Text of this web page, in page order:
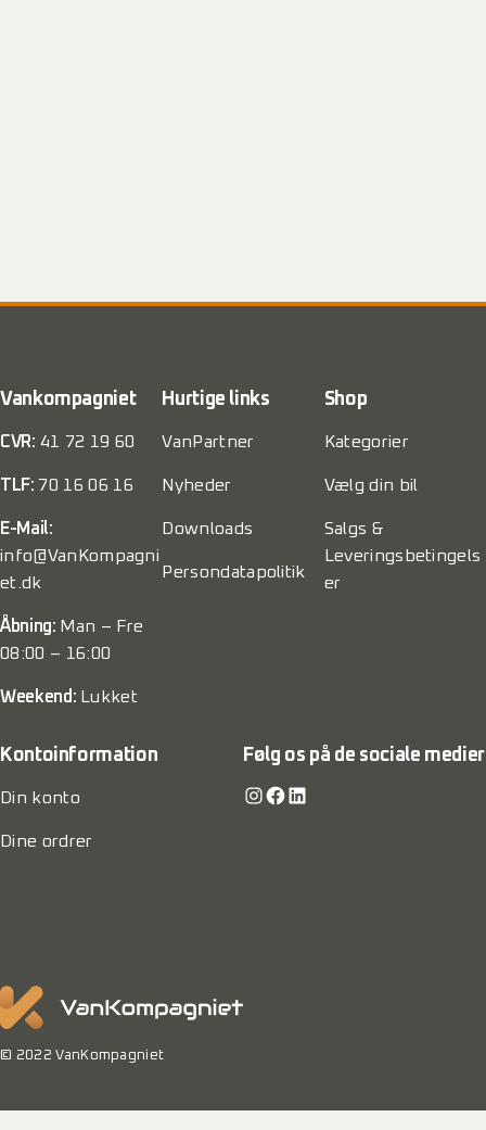
Vankompagniet
CVR: 41 72 19 60
TLF: 70 16 06 16
E-Mail:
info@VanKompagni
et.dk
Åbning: Man – Fre
08:00 – 16:00
Weekend: Lukket
Hurtige links
VanPartner
Nyheder
Downloads
Persondatapolitik
Shop
Kategorier
Vælg din bil
Salgs &
Leveringsbetingels
er
Kontoinformation
Din konto
Dine ordrer
Følg os på de sociale medier
Instagram Facebook LinkedIn
© 2022 VanKompagniet